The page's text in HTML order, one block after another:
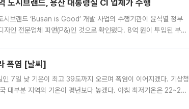
시브랜드, 용산 대통령실 CI 업체가 수행
시브랜드 ‘Busan is Good’ 개발 사업의 수행기관이 윤석열 정부
자인 전문업체 피앤(P&)인 것으로 확인됐다. 8억 원이 투입된 부산
폭염 [날씨]
인 7일 낮 기온이 최고 39도까지 오르며 폭염이 이어지겠다. 기상청
대부분 지역의 기온이 평년보다 높겠다. 아침 최저기온은 22~27